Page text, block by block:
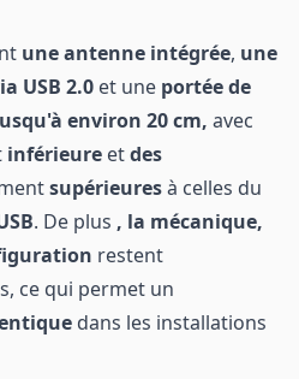
une antenne intégrée, une
USB 2.0 et une portée de
environ 20 cm, avec
inférieure etdes
supérieuresà celles du
. De plus , la mécanique,
restent
ce qui permet un
dans les installations